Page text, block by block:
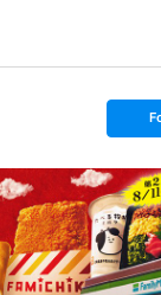
s
t
o
l
l
o
w